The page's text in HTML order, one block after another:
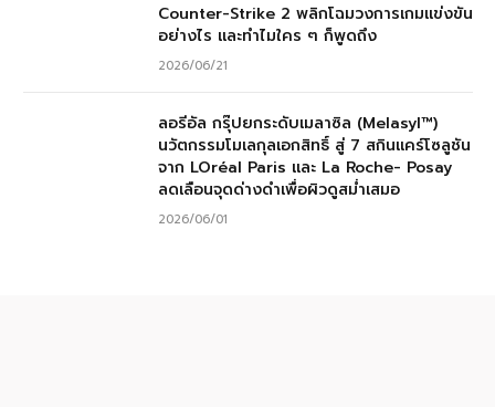
Counter-Strike 2 พลิกโฉมวงการเกมแข่งขัน
อย่างไร และทำไมใคร ๆ ก็พูดถึง
2026/06/21
ลอรีอัล กรุ๊ปยกระดับเมลาซิล (Melasyl™)
นวัตกรรมโมเลกุลเอกสิทธิ์ สู่ 7 สกินแคร์โซลูชัน
จาก LOréal Paris และ La Roche- Posay
ลดเลือนจุดด่างดำเพื่อผิวดูสม่ำเสมอ
2026/06/01